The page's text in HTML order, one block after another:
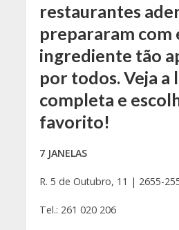
restaurantes
prepararam com
ingrediente tão
por todos. Veja a
completa e
favorito!
7 JANELAS
R. 5 de Outubro, 11 | 2655-
Tel.: 261 020 206